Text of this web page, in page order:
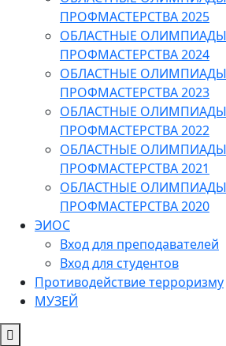
ПРОФМАСТЕРСТВА 2025
ОБЛАСТНЫЕ ОЛИМПИАДЫ
ПРОФМАСТЕРСТВА 2024
ОБЛАСТНЫЕ ОЛИМПИАДЫ
ПРОФМАСТЕРСТВА 2023
ОБЛАСТНЫЕ ОЛИМПИАДЫ
ПРОФМАСТЕРСТВА 2022
ОБЛАСТНЫЕ ОЛИМПИАДЫ
ПРОФМАСТЕРСТВА 2021
ОБЛАСТНЫЕ ОЛИМПИАДЫ
ПРОФМАСТЕРСТВА 2020
ЭИОС
Вход для преподавателей
Вход для студентов
Противодействие терроризму
МУЗЕЙ